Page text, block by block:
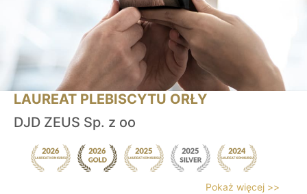
LAUREAT PLEBISCYTU ORŁY
DJD ZEUS Sp. z oo
Pokaż więcej >>